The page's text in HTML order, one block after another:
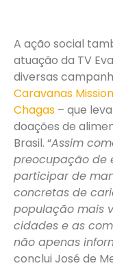
A ação social
atuação da TV
diversas
Caravanas
Chagas – que
doações de
Brasil. “Assim
preocupação de
participar de
concretas de
população mais
cidades e as
não apenas
conclui José de